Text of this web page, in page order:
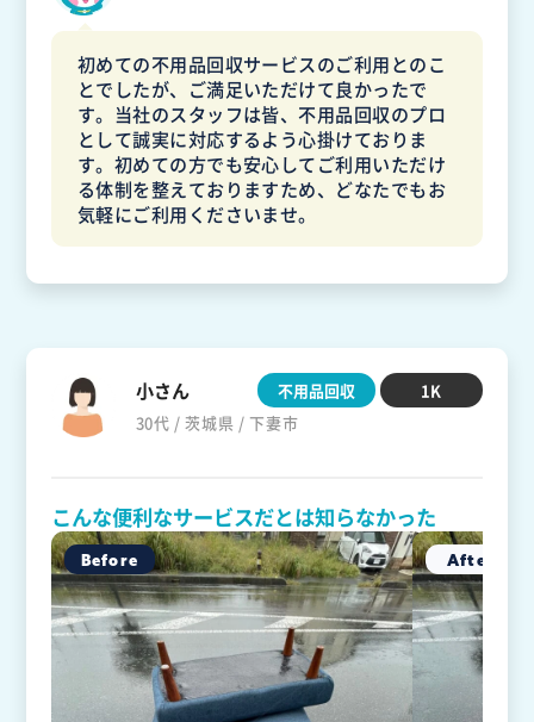
初めての不用品回収サービスのご利用とのこ
とでしたが、ご満足いただけて良かったで
す。当社のスタッフは皆、不用品回収のプロ
として誠実に対応するよう心掛けておりま
す。初めての方でも安心してご利用いただけ
る体制を整えておりますため、どなたでもお
気軽にご利用くださいませ。
小さん
30代 / 茨城県 / 下妻市
不用品回収 1K
こんな便利なサービスだとは知らなかった